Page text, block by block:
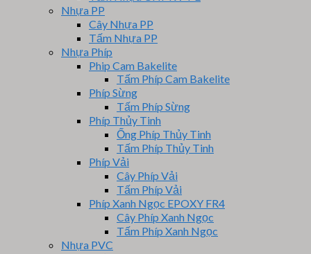
Nhựa PP
Cây Nhựa PP
Tấm Nhựa PP
Nhựa Phíp
Phip Cam Bakelite
Tấm Phíp Cam Bakelite
Phíp Sừng
Tấm Phíp Sừng
Phíp Thủy Tinh
Ống Phíp Thủy Tinh
Tấm Phíp Thủy Tinh
Phíp Vải
Cây Phíp Vải
Tấm Phíp Vải
Phíp Xanh Ngọc EPOXY FR4
Cây Phíp Xanh Ngọc
Tấm Phíp Xanh Ngọc
Nhựa PVC